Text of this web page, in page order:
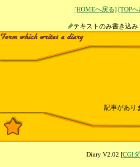
[HOMEへ戻る] [TOP
テキストのみ書
記事があり
Diary V2.02 [CGI